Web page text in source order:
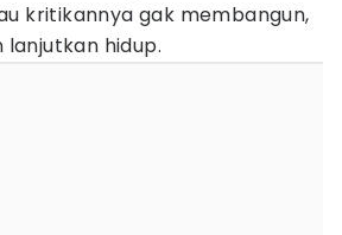
kritikannya gak membangun,
lanjutkan hidup.